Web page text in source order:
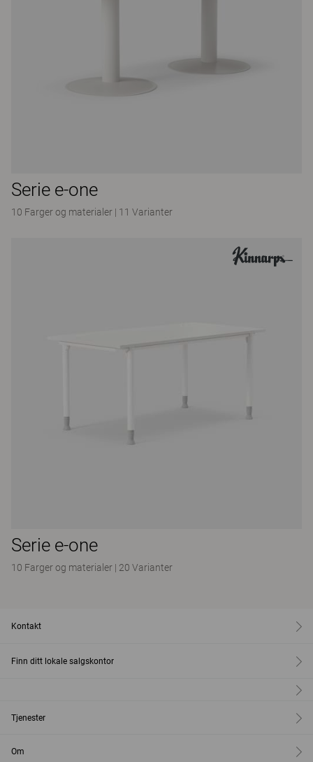
Serie e-one
10 Farger og materialer | 11 Varianter
Serie e-one
10 Farger og materialer | 20 Varianter
Kontakt
Finn ditt lokale salgskontor
Tjenester
Om